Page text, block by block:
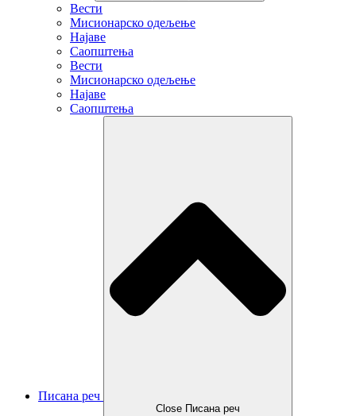
Вести
Мисионарско одељење
Најаве
Саопштења
Вести
Мисионарско одељење
Најаве
Саопштења
Писана реч
Close Писана реч